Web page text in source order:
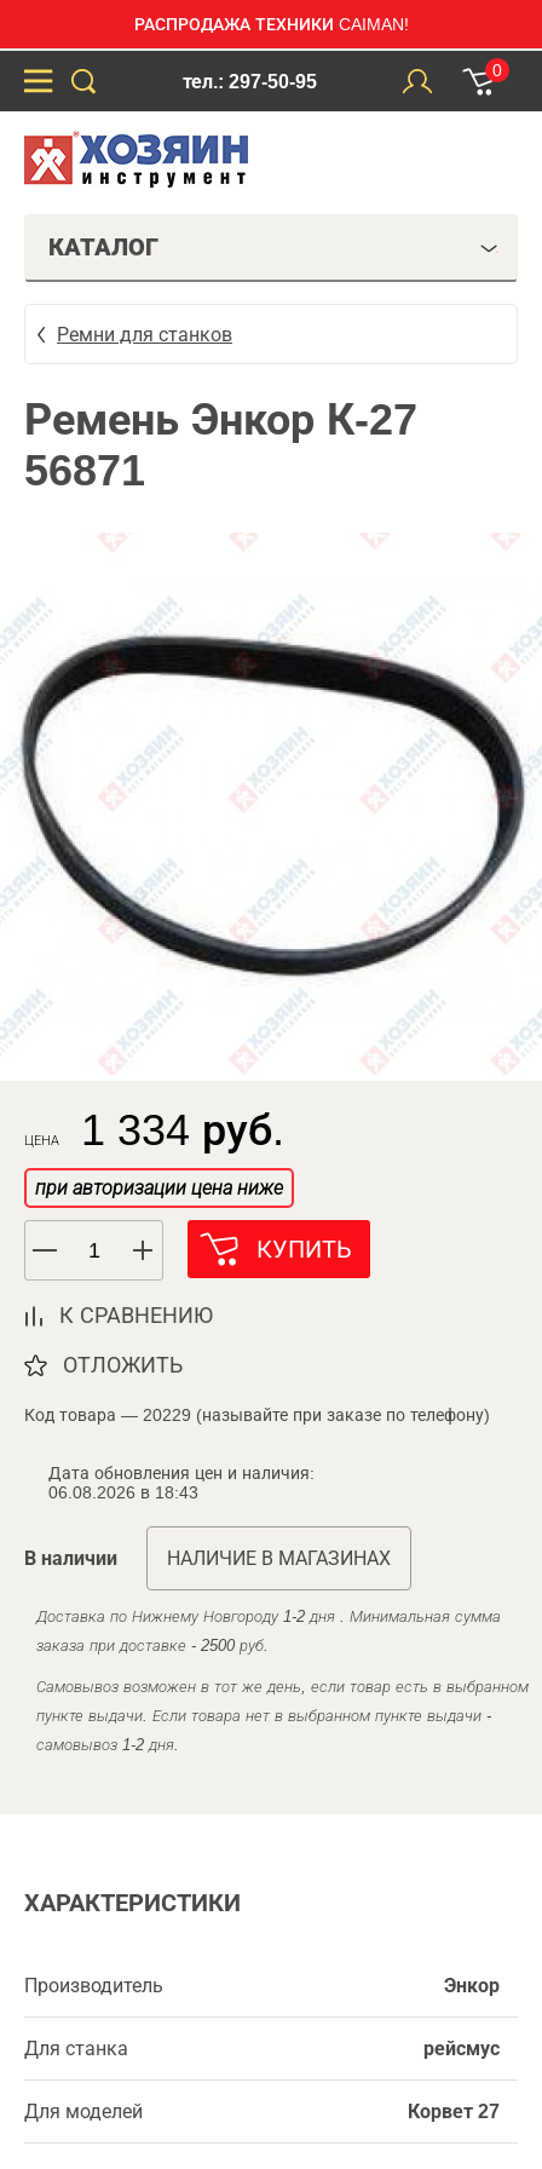
РАСПРОДАЖА ТЕХНИКИ CAIMAN!
тел.: 297-50-95
0
КАТАЛОГ
Ремни для станков
Ремень Энкор К-27
56871
ЦЕНА 1 334 руб.
при авторизации цена ниже
КУПИТЬ
К СРАВНЕНИЮ
ОТЛОЖИТЬ
Код товара — 20229 (называйте при заказе по телефону)
Дата обновления цен и наличия:
06.08.2026 в 18:43
В наличии НАЛИЧИЕ В МАГАЗИНАХ
Доставка по Нижнему Новгороду 1-2 дня . Минимальная сумма
заказа при доставке - 2500 руб.
Самовывоз возможен в тот же день, если товар есть в выбранном
пункте выдачи. Если товара нет в выбранном пункте выдачи -
самовывоз 1-2 дня.
ХАРАКТЕРИСТИКИ
Производитель Энкор
Для станка рейсмус
Для моделей Корвет 27